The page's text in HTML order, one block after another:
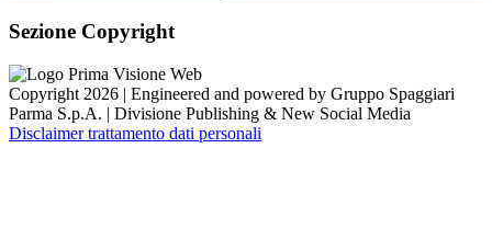
Sezione Copyright
Copyright 2026 | Engineered and powered by Gruppo Spaggiari
Parma S.p.A. | Divisione Publishing & New Social Media
Disclaimer trattamento dati personali